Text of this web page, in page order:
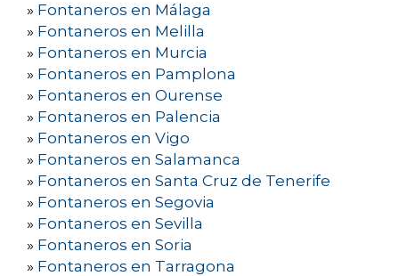
» Fontaneros en Málaga
» Fontaneros en Melilla
» Fontaneros en Murcia
» Fontaneros en Pamplona
» Fontaneros en Ourense
» Fontaneros en Palencia
» Fontaneros en Vigo
» Fontaneros en Salamanca
» Fontaneros en Santa Cruz de Tenerife
» Fontaneros en Segovia
» Fontaneros en Sevilla
» Fontaneros en Soria
» Fontaneros en Tarragona